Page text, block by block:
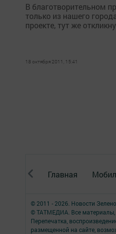
В благотворительном
только из нашего
проекте, тут же
18 октября 2011, 15:41
Главная
© 2011 - 2026. Новости
© ТАТМЕДИА. Все материалы,
Перепечатка,
размещенной на сайте,